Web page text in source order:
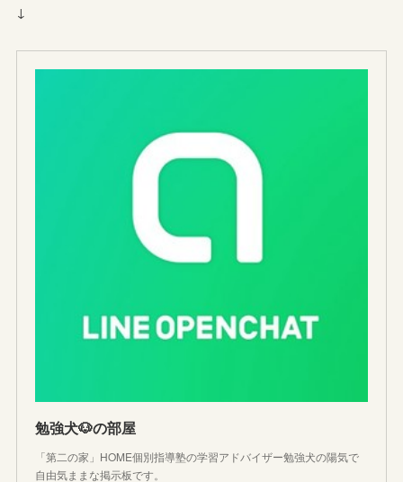
↓
勉強犬🐶の部屋
「第二の家」HOME個別指導塾の学習アドバイザー勉強犬の陽気で
自由気ままな掲示板です。